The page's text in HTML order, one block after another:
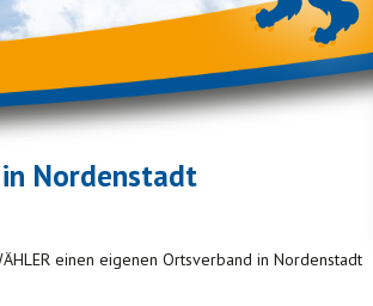
in Nordenstadt
einen eigenen Ortsverband in Nordenstadt